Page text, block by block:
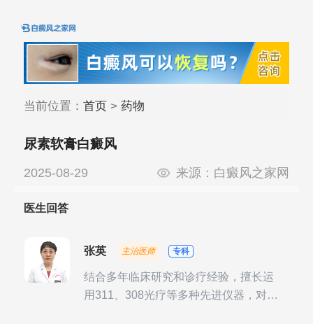
当前位置： 首页> 药物
尿素软膏白癜风
2025-08-29 来源： 白癜风之家网
医生回答
张英 主治医师 专科
结合多年临床研究和诊疗经验，擅长运
用311、308光疗等多种先进仪器，对不